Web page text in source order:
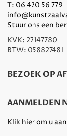
T: 06 420 56 779
Stuur ons een
KVK: 27147780
BTW: 058827481
BEZOEK OP
AANMELDEN
Klik hier om u